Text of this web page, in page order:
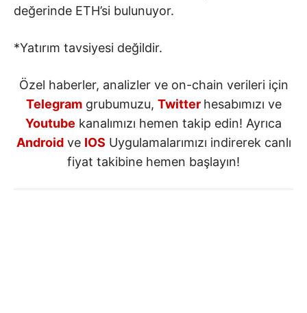
değerinde ETH’si bulunuyor.
*Yatırım tavsiyesi değildir.
Özel haberler, analizler ve on-chain verileri için
Telegramgrubumuzu, Twitter hesabımızı ve
Youtube kanalımızı hemen takip edin! Ayrıca
Androidve IOS Uygulamalarımızı indirerek canlı
fiyat takibine hemen başlayın!